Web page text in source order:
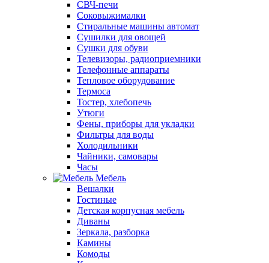
СВЧ-печи
Соковыжималки
Стиральные машины автомат
Сушилки для овощей
Сушки для обуви
Телевизоры, радиоприемники
Телефонные аппараты
Тепловое оборудование
Термоса
Тостер, хлебопечь
Утюги
Фены, приборы для укладки
Фильтры для воды
Холодильники
Чайники, самовары
Часы
Мебель
Вешалки
Гостиные
Детская корпусная мебель
Диваны
Зеркала, разборка
Камины
Комоды